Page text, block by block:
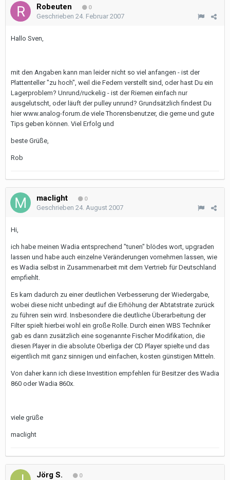
Robeuten 0
Geschrieben 24. Februar 2007
Hallo Sven,
mit den Angaben kann man leider nicht so viel anfangen - ist der
Plattenteller "zu hoch", weil die Federn verstellt sind, oder hast Du ein
Lagerproblem? Unrund/ruckelig - ist der Riemen einfach nur
ausgelutscht, oder läuft der pulley unrund? Grundsätzlich findest Du
hier www.analog-forum.de viele Thorensbenutzer, die gerne und gute
Tips geben können. Viel Erfolg und
beste Grüße,
Rob
maclight 0
Geschrieben 24. August 2007
Hi,
ich habe meinen Wadia entsprechend "tunen" blödes wort, upgraden
lassen und habe auch einzelne Veränderungen vornehmen lassen, wie
es Wadia selbst in Zusammenarbeit mit dem Vertrieb für Deutschland
empfiehlt.
Es kam dadurch zu einer deutlichen Verbesserung der Wiedergabe,
wobei diese nicht unbedingt auf die Erhöhung der Abtatstrate zurück
zu führen sein wird. Insbesondere die deutliche Überarbeitung der
Filter spielt hierbei wohl ein große Rolle. Durch einen WBS Techniker
gab es dann zusätzlich eine sogenannte Fischer Modifikation, die
diesen Player in die absolute Oberliga der CD Player spielte und das
eigentlich mit ganz sinnigen und einfachen, kosten günstigen Mitteln.
Von daher kann ich diese Investition empfehlen für Besitzer des Wadia
860 oder Wadia 860x.
viele grüße
maclight
Jörg S. 0